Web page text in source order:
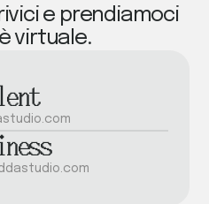
e prendiamoci
virtuale.